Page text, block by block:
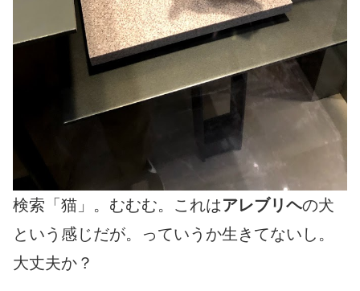
検索「猫」。むむむ。これはアレブリヘの犬
という感じだが。っていうか生きてないし。
大丈夫か？